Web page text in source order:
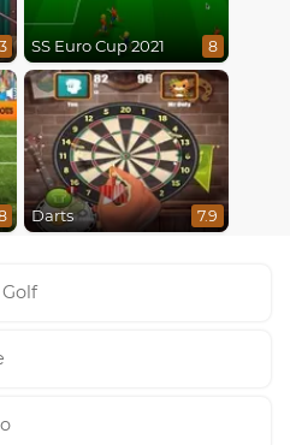
SS Euro Cup 2021 8
Darts 7.9